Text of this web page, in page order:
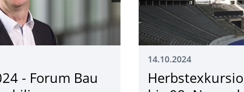
- Forum Bau
14.10.2024